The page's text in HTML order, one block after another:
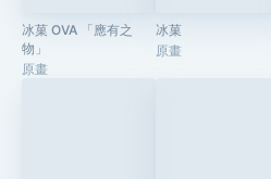
冰菓 OVA 「應有之
物」
原畫
冰菓
原畫